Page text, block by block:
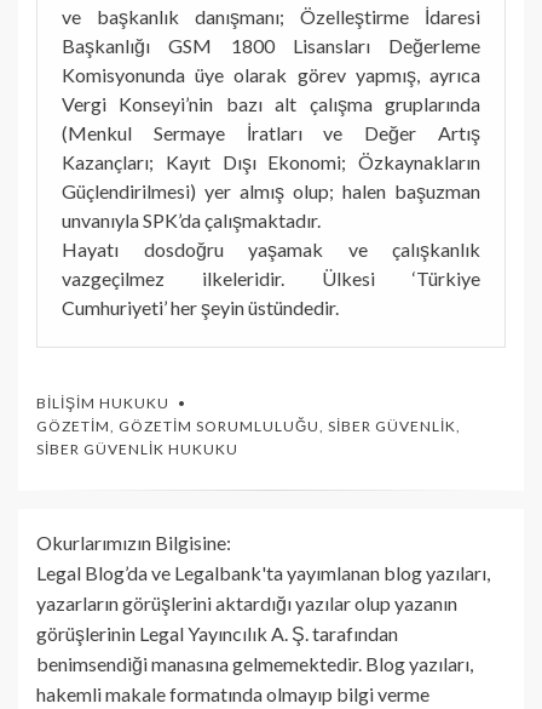
ve başkanlık danışmanı; Özelleştirme İdaresi
Başkanlığı GSM 1800 Lisansları Değerleme
Komisyonunda üye olarak görev yapmış, ayrıca
Vergi Konseyi’nin bazı alt çalışma gruplarında
(Menkul Sermaye İratları ve Değer Artış
Kazançları; Kayıt Dışı Ekonomi; Özkaynakların
Güçlendirilmesi) yer almış olup; halen başuzman
unvanıyla SPK’da çalışmaktadır.
Hayatı dosdoğru yaşamak ve çalışkanlık
vazgeçilmez ilkeleridir. Ülkesi ‘Türkiye
Cumhuriyeti’ her şeyin üstündedir.
BILIŞIM HUKUKU
GÖZETIM
GÖZETIM SORUMLULUĞU SIBER GÜVENLIK
SIBER GÜVENLIK HUKUKU
Okurlarımızın Bilgisine:
Legal Blog’da ve Legalbank'ta yayımlanan blog yazıları,
yazarların görüşlerini aktardığı yazılar olup yazanın
görüşlerinin Legal Yayıncılık A. Ş. tarafından
benimsendiği manasına gelmemektedir. Blog yazıları,
hakemli makale formatında olmayıp bilgi verme